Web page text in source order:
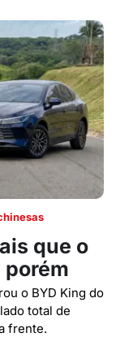
que o
porém
o BYD King do
total de
frente.